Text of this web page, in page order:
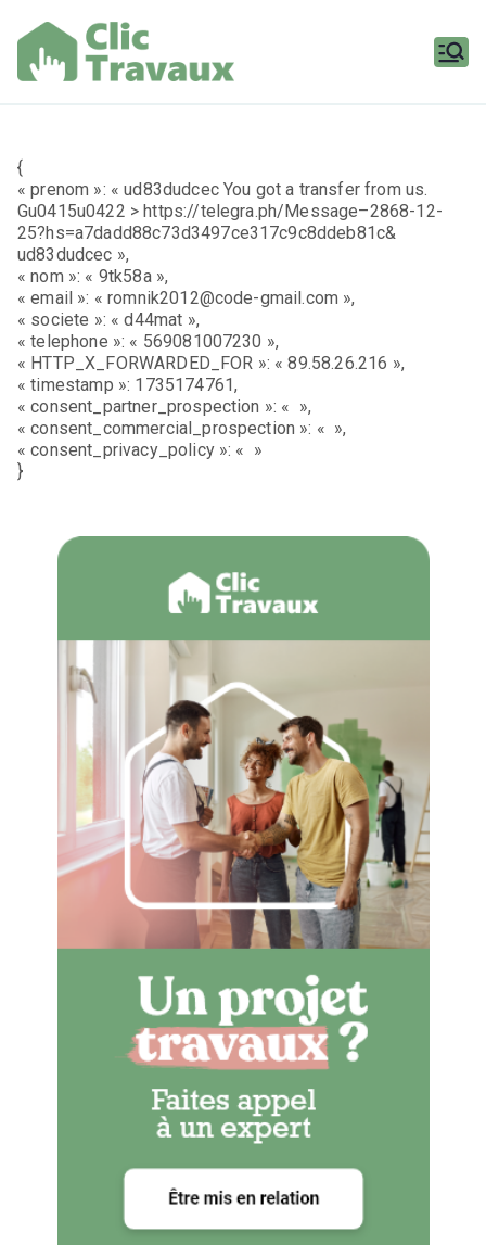
contenu
{
« prenom »: « ud83dudcec You got a transfer from us.
Gu0415u0422 > https://telegra.ph/Message–2868-12-
25?hs=a7dadd88c73d3497ce317c9c8ddeb81c&
ud83dudcec »,
« nom »: « 9tk58a »,
« email »: « romnik2012@code-gmail.com »,
« societe »: « d44mat »,
« telephone »: « 569081007230 »,
« HTTP_X_FORWARDED_FOR »: « 89.58.26.216 »,
« timestamp »: 1735174761,
« consent_partner_prospection »: « »,
« consent_commercial_prospection »: « »,
« consent_privacy_policy »: « »
}